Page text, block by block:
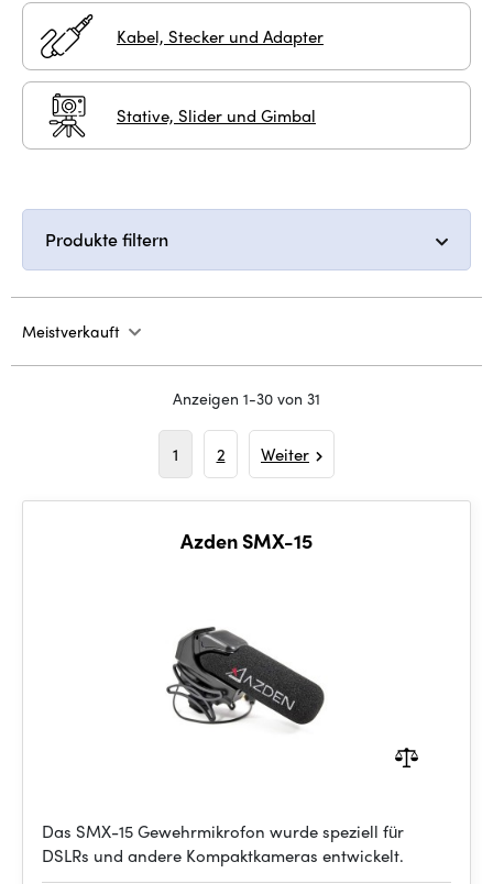
Kabel, Stecker und Adapter
Stative, Slider und Gimbal
Produkte filtern
Meistverkauft
Anzeigen 1-30 von 31
1 2 Weiter
Azden SMX-15
Das SMX-15 Gewehrmikrofon wurde speziell für
DSLRs und andere Kompaktkameras entwickelt.